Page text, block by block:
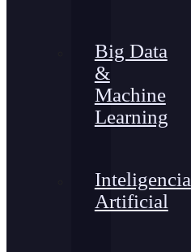
Big Data
&
Machine
Learning
Inteligencia
Artificial